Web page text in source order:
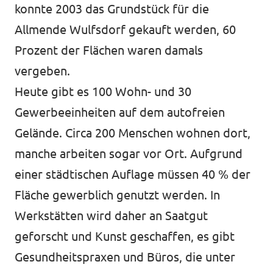
konnte 2003 das Grundstück für die
Allmende Wulfsdorf gekauft werden, 60
Prozent der Flächen waren damals
vergeben.
Heute gibt es 100 Wohn- und 30
Gewerbeeinheiten auf dem autofreien
Gelände. Circa 200 Menschen wohnen dort,
manche arbeiten sogar vor Ort. Aufgrund
einer städtischen Auflage müssen 40 % der
Fläche gewerblich genutzt werden. In
Werkstätten wird daher an Saatgut
geforscht und Kunst geschaffen, es gibt
Gesundheitspraxen und Büros, die unter